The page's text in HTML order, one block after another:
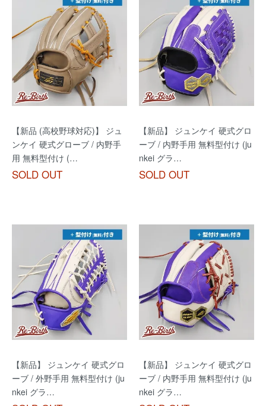
【新品 (高校野球対応)】 ジュ
ンケイ 硬式グローブ / 内野手
用 無料型付け (…
SOLD OUT
【新品】 ジュンケイ 硬式グロ
ーブ / 内野手用 無料型付け (ju
nkei グラ…
SOLD OUT
【新品】 ジュンケイ 硬式グロ
ーブ / 外野手用 無料型付け (ju
nkei グラ…
【新品】 ジュンケイ 硬式グロ
ーブ / 内野手用 無料型付け (ju
nkei グラ…